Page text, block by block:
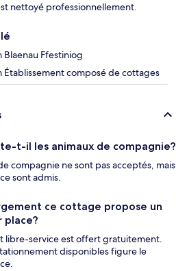
nettoyé professionnellement.
Blaenau Ffestiniog
Établissement composé de cottages
t-il les animaux de compagnie?
compagnie ne sont pas acceptés, mais
sont admis.
ce cottage propose un
place?
libre-service est offert gratuitement.
disponibles figure le